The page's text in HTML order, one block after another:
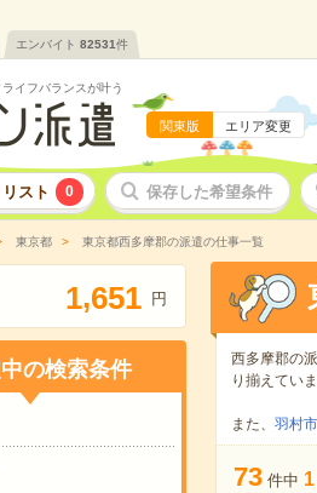
エンバイト 82531件
イフバランスが叶う
関東版 エリア変更
スト 0 保存した希望条件
東京都 東京都西多摩郡の派遣の仕事一覧
1,651 円
の検索条件 西多摩郡の
り揃えてい
また、 羽村市
73 件中 1